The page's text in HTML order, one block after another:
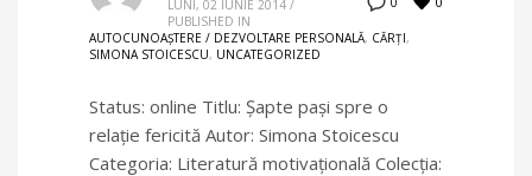
LUNI, 02 IUNIE 2014 /
PUBLISHED IN
AUTOCUNOAŞTERE / DEZVOLTARE PERSONALĂ, CĂRȚI,
SIMONA STOICESCU, UNCATEGORIZED
Status: online Titlu: Şapte paşi spre o
relaţie fericită Autor: Simona Stoicescu
Categoria: Literatură motivaţională Colecţia: